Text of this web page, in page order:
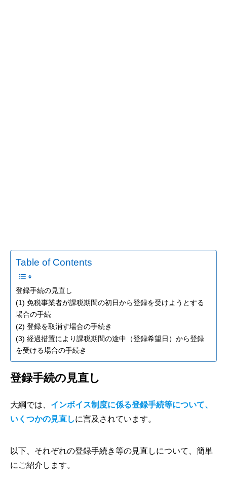
Table of Contents
登録手続の見直し
(1) 免税事業者が課税期間の初日から登録を受けようとする
場合の手続
(2) 登録を取消す場合の手続き
(3) 経過措置により課税期間の途中（登録希望日）から登録
を受ける場合の手続き
登録手続の見直し
大綱では、 インボイス制度に係る登録手続等について、
いくつかの見直しに言及されています。
以下、それぞれの登録手続き等の見直しについて、簡単
にご紹介します。